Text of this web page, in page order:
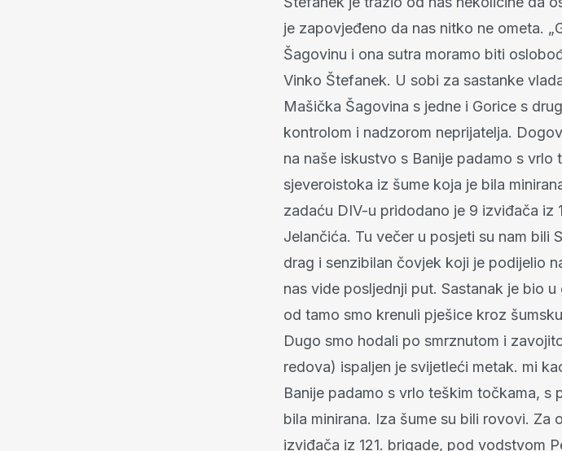
je zapovjeđeno da nas nitko ne ometa.
Šagovinu i ona sutra moramo biti
Vinko Štefanek. U sobi za sastanke
Mašička Šagovina s jedne i Gorice s
kontrolom i nadzorom neprijatelja.
na naše iskustvo s Banije padamo s vrlo
sjeveroistoka iz šume koja je bila
zadaću DIV-u pridodano je 9 izviđača iz
Jelančića. Tu večer u posjeti su nam bili
drag i senzibilan čovjek koji je podijelio
nas vide posljednji put. Sastanak je bio
od tamo smo krenuli pješice kroz
Dugo smo hodali po smrznutom i
redova) ispaljen je svijetleći metak. mi
Banije padamo s vrlo teškim točkama, s
bila minirana. Iza šume su bili rovovi. Za
izviđača iz 121. brigade, pod vodstvom